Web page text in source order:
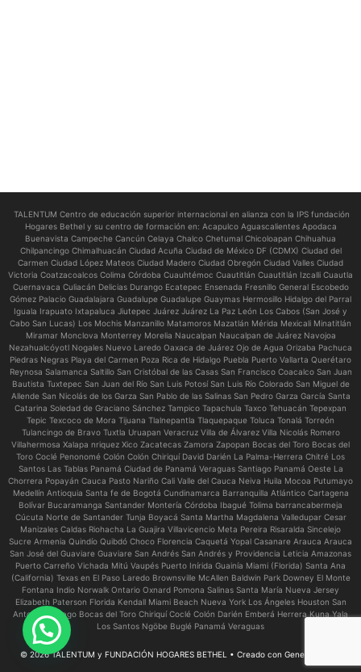
TALENTUM Centro de educación superior internacional en alianza con la IPS fundación
Hogares Bethel y su centro de formación en: Acapulco Aguascalientes Apodaca
Buenavista Campeche Cancún Celaya Chalco Chetumal Chicoloapan Chihuahua
Chilpancingo Chimalhuacán Ciudad Acuña Ciudad de México DF (CDMX) Ciudad del
Carmen Ciudad López Mateos Ciudad Madero Ciudad Obregón Ciudad Valles Ciudad
Victoria Coatzacoalcos Colima Córdoba Cuauhtémoc Cuautitlán Cuautitlán Izcalli Cuautla
Cuernavaca Culiacán Delicias Durango Ecatepec Ensenada Fresnillo General Escobedo
Gómez Palacio Guadalajara Guadalupe Guadalupe Guaymas Hermosillo Hidalgo del Parral
Iguala Irapuato Ixtapaluca Jiutepec Juárez Juárez La Paz León Los Cabos (San José y
Cabo San Lucas) Los Mochis Manzanillo Matamoros Mazatlán Mérida Mexicali Minatitlán
Miramar Monclova Monterrey Morelia Naucalpan Naucalpan de Juárez Navojoa
Nezahualcóyotl Nogales Nuevo Laredo Oaxaca de Juárez Ojo de Agua Orizaba Pachuca
Piedras Negras Playa del Carmen Poza Rica de Hidalgo Puebla Puerto Vallarta Querétaro
Reynosa Salamanca Saltillo San Cristóbal de las Casas San Francisco Coacalco San Juan
Bautista Tuxtepec San Juan del Río San Luis Potosí San Luis Río Colorado San Miguel de
Allende San Nicolás de los Garza San Pablo de las Salinas San Pedro Garza García Santa
Catarina Soledad de Graciano Sánchez Tampico Tapachula Taxco Tehuacán Tepexpan
Tepic Texcoco de Mora Tijuana Tlalnepantla Tlaquepaque Toluca Tonalá Torreón
Tulancingo de Bravo Tuxtla Uruapan Veracruz Villa de Álvarez Villa Nicolás Romero
Villahermosa Xalapa nriquez Xico Zacatecas Zamora Zapopan Bocas del Toro Bocas del
Toro Coclé Penonomé Colón Colón Chiriquí David Darién La Palma-Herrera Chitré Los
Santos Las Tablas Panamá Ciudad de Panamá Veraguas Santiago Panamá Oeste La
Chorrera Popayán Cauca Pasto Nariño Cali Valle del Cauca Neiva Huila Mocoa Putumayo
Medellín Antioquia Santa fe de Bogotá Cundinamarca Barranquilla Atlántico Cartagena
Bolívar Bucaramanga Santander Montería Córdoba Ibagué Tolima barrancabermeja
Cúcuta Norte de Santander Tunja Boyacá Santa Martha Magdalena Valledupar Cesar
Manizales Caldas Riohacha La Guajira Villavicencio Meta Pereira Risaralda Sincelejo
Sucre Armenia Quindío Quibdó Choco Florencia Caquetá Yopal Casanare Arauca Arauca
San José del Guaviare Guaviare San Andrés San Andrés y Providencia Leticia Amazonas
Puerto Carreño Vichada Mitú Vaupés Puerto Inírida Guainía Miami (Florida) Santa Ana
(California) Texas en El Paso Laredo Brownsville McAllen Baldwin Park Downey El Monte
Fontana Indio Norwalk Ontario Oxnard Pomona Salinas Santa María Nueva Jersey
Elizabeth Paterson Florida Kendall Miami Beach Nueva York Los Ángeles Houston San
Antonio Chicago Bocas del Toro Chiriquí Coclé Colón Darién Emberá Herrera Kuna Yala
Los Santos Ngöbe Buglé Panamá Veraguas
© 2026 TALENTUM y FUNDACIÓN HOGARES BETHEL • Creado con GeneratePress
Necesitas ayuda?